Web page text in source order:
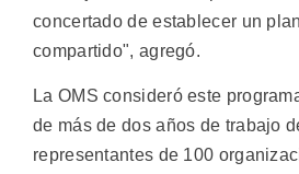
concertado de establecer un
compartido", agregó.
La OMS consideró este
de más de dos años de trabajo
representantes de 100